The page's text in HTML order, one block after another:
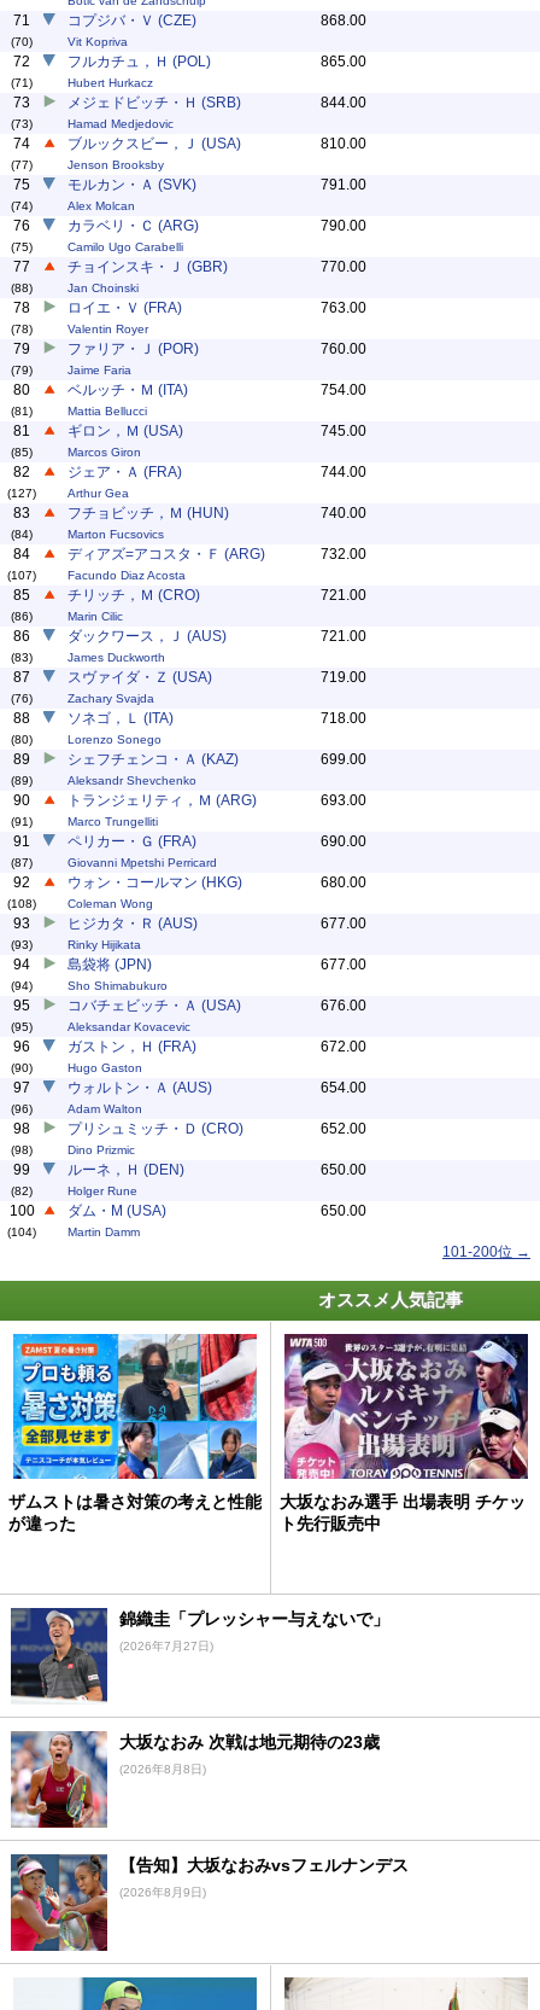
71
(70)
コプジバ・Ｖ (CZE)
Vit Kopriva
868.00
72
(71)
フルカチュ，Ｈ (POL)
Hubert Hurkacz
865.00
73
(73)
メジェドビッチ・Ｈ (SRB)
Hamad Medjedovic
844.00
74
(77)
ブルックスビー，Ｊ (USA)
Jenson Brooksby
810.00
75
(74)
モルカン・Ａ (SVK)
Alex Molcan
791.00
76
(75)
カラベリ・Ｃ (ARG)
Camilo Ugo Carabelli
790.00
77
(88)
チョインスキ・Ｊ (GBR)
Jan Choinski
770.00
78
(78)
ロイエ・Ｖ (FRA)
Valentin Royer
763.00
79
(79)
ファリア・Ｊ (POR)
Jaime Faria
760.00
80
(81)
ベルッチ・Ｍ (ITA)
Mattia Bellucci
754.00
81
(85)
ギロン，Ｍ (USA)
Marcos Giron
745.00
82
(127)
ジェア・Ａ (FRA)
Arthur Gea
744.00
83
(84)
フチョビッチ，Ｍ (HUN)
Marton Fucsovics
740.00
84
(107)
ディアズ=アコスタ・Ｆ (ARG)
Facundo Diaz Acosta
732.00
85
(86)
チリッチ，Ｍ (CRO)
Marin Cilic
721.00
86
(83)
ダックワース，Ｊ (AUS)
James Duckworth
721.00
87
(76)
スヴァイダ・Ｚ (USA)
Zachary Svajda
719.00
88
(80)
ソネゴ，Ｌ (ITA)
Lorenzo Sonego
718.00
89
(89)
シェフチェンコ・Ａ (KAZ)
Aleksandr Shevchenko
699.00
90
(91)
トランジェリティ，Ｍ (ARG)
Marco Trungelliti
693.00
91
(87)
ペリカー・Ｇ (FRA)
Giovanni Mpetshi Perricard
690.00
92
(108)
ウォン・コールマン (HKG)
Coleman Wong
680.00
93
(93)
ヒジカタ・Ｒ (AUS)
Rinky Hijikata
677.00
94
(94)
島袋将 (JPN)
Sho Shimabukuro
677.00
95
(95)
コバチェビッチ・Ａ (USA)
Aleksandar Kovacevic
676.00
96
(90)
ガストン，Ｈ (FRA)
Hugo Gaston
672.00
97
(96)
ウォルトン・Ａ (AUS)
Adam Walton
654.00
98
(98)
プリシュミッチ・Ｄ (CRO)
Dino Prizmic
652.00
99
(82)
ルーネ，Ｈ (DEN)
Holger Rune
650.00
100
(104)
ダム・M (USA)
Martin Damm
650.00
101-200位 →
オススメ人気記事
ザムストは暑さ対策の考えと性能
が違った
大坂なおみ選手 出場表明 チケッ
ト先行販売中
錦織圭「プレッシャー与えないで」
(2026年7月27日)
大坂なおみ 次戦は地元期待の23歳
(2026年8月8日)
【告知】大坂なおみvsフェルナンデス
(2026年8月9日)